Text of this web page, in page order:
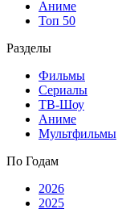
Аниме
Топ 50
Разделы
Фильмы
Сериалы
ТВ-Шоу
Аниме
Мультфильмы
По Годам
2026
2025